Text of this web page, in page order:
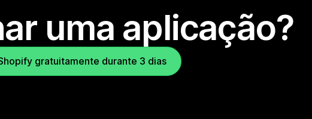
uma aplicação?
gratuitamente durante 3 dias